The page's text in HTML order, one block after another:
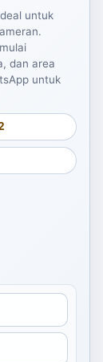
untuk
dan area
untuk